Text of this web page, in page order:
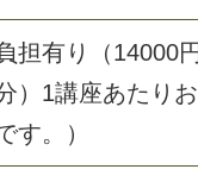
担有り（14000
）1講座あたり
す。）